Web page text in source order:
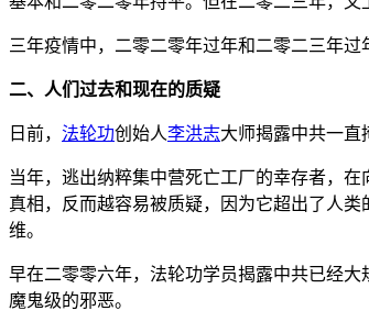
三年疫情中，二零二零年过年和二零二三年
二、人们过去和现在的质疑
日前， 法轮功创始人李洪志大师揭露中共一直
当年，逃出纳粹集中营死亡工厂的幸存者，
真相，反而越容易被质疑，因为它超出了人
维。
早在二零零六年，法轮功学员揭露中共已经大
魔鬼级的邪恶。